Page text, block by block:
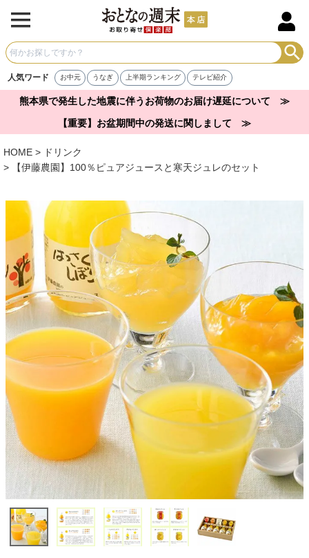
人気ワード お中元 うなぎ 上半期ランキング テレビ紹介
熊本県で発生した地震に伴うお荷物のお届け遅延について ≫
【重要】お盆期間中の発送に関しまして ≫
HOME
ドリンク
【伊藤農園】100％ピュアジュースと寒天ジュレのセット